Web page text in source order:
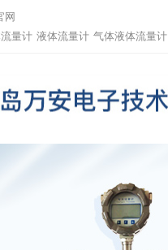
网
量计 液体流量计 气体液体流量计